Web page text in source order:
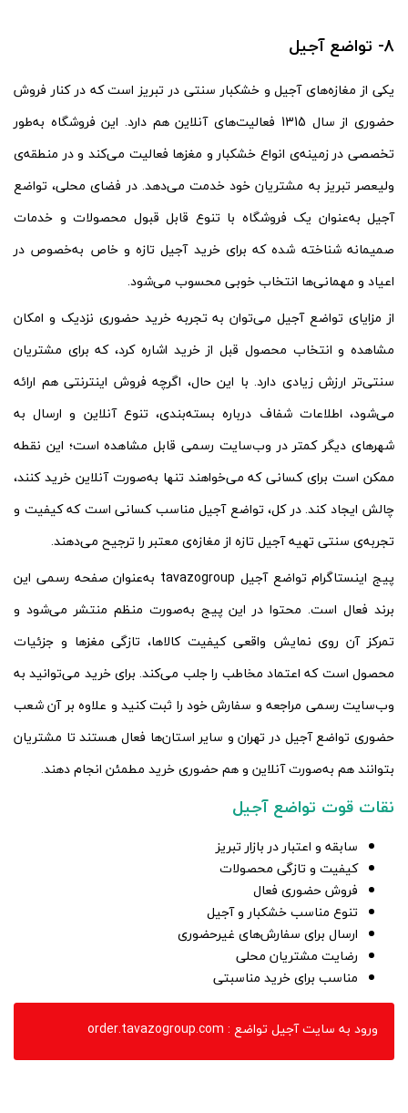
8- تواضع آجیل
یکی از مغازه‌های آجیل و خشکبار سنتی در تبریز است که در کنار فروش
حضوری از سال 1315 فعالیت‌های آنلاین هم دارد. این فروشگاه به‌طور
تخصصی در زمینه‌ی انواع خشکبار و مغزها فعالیت می‌کند و در منطقه‌ی
ولیعصر تبریز به مشتریان خود خدمت می‌دهد. در فضای محلی، تواضع
آجیل به‌عنوان یک فروشگاه با تنوع قابل قبول محصولات و خدمات
صمیمانه شناخته شده که برای خرید آجیل تازه و خاص به‌خصوص در
اعیاد و مهمانی‌ها انتخاب خوبی محسوب می‌شود.
از مزایای تواضع آجیل می‌توان به تجربه خرید حضوری نزدیک و امکان
مشاهده و انتخاب محصول قبل از خرید اشاره کرد، که برای مشتریان
سنتی‌تر ارزش زیادی دارد. با این حال، اگرچه فروش اینترنتی هم ارائه
می‌شود، اطلاعات شفاف درباره بسته‌بندی، تنوع آنلاین و ارسال به
شهرهای دیگر کمتر در وب‌سایت رسمی قابل مشاهده است؛ این نقطه
ممکن است برای کسانی که می‌خواهند تنها به‌صورت آنلاین خرید کنند،
چالش ایجاد کند. در کل، تواضع آجیل مناسب کسانی است که کیفیت و
تجربه‌ی سنتی تهیه آجیل تازه از مغازه‌ی معتبر را ترجیح می‌دهند.
پیج اینستاگرام تواضع آجیل tavazogroup به‌عنوان صفحه رسمی این
برند فعال است. محتوا در این پیج به‌صورت منظم منتشر می‌شود و
تمرکز آن روی نمایش واقعی کیفیت کالاها، تازگی مغزها و جزئیات
محصول است که اعتماد مخاطب را جلب می‌کند. برای خرید می‌توانید به
وب‌سایت رسمی مراجعه و سفارش خود را ثبت کنید و علاوه بر آن شعب
حضوری تواضع آجیل در تهران و سایر استان‌ها فعال هستند تا مشتریان
بتوانند هم به‌صورت آنلاین و هم حضوری خرید مطمئن انجام دهند.
نقات قوت تواضع آجیل
سابقه و اعتبار در بازار تبریز
کیفیت و تازگی محصولات
فروش حضوری فعال
تنوع مناسب خشکبار و آجیل
ارسال برای سفارش‌های غیرحضوری
رضایت مشتریان محلی
مناسب برای خرید مناسبتی
ورود به سایت آجیل تواضع : order.tavazogroup.com